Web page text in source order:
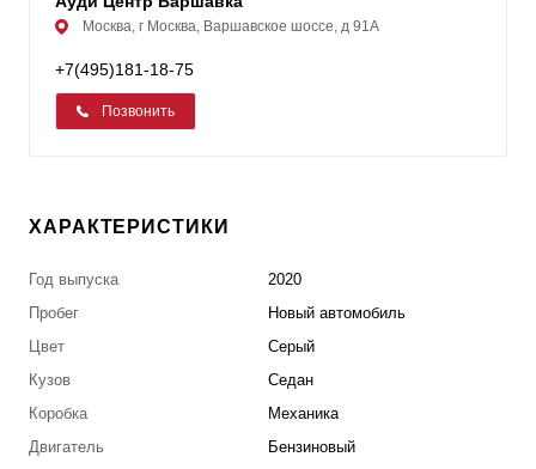
Москва, г Москва, Варшавское шоссе, д 91А
+7(495)181-18-75
Позвонить
ХАРАКТЕРИСТИКИ
Год выпуска
2020
Пробег
Новый автомобиль
Цвет
Серый
Кузов
Седан
Коробка
Механика
Двигатель
Бензиновый